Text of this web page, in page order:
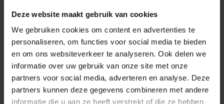
Deze website maakt gebruik van cookies
We gebruiken cookies om content en advertenties te
personaliseren, om functies voor social media te bieden
en om ons websiteverkeer te analyseren. Ook delen we
informatie over uw gebruik van onze site met onze
partners voor social media, adverteren en analyse. Deze
partners kunnen deze gegevens combineren met andere
informatie die u aan ze heeft verstrekt of die ze hebben
Actuele vacatures
Pers en media
Jaarverslag 2025
Contact
Klachtenprocedure
Privacyverklaring
Opzeggen
Volg ons
Aanmeldennieuwsbrief